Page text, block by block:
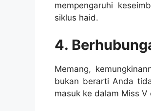
mempengaruhi
siklus haid.
4.
Memang,
bukan berarti Anda
masuk ke dalam Miss